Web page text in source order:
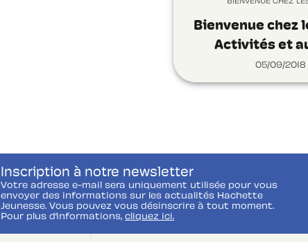
BIENVENUE CHEZ
Bienvenue chez
Activités et
05/09/2018
Inscription à notre newsletter
Votre adresse e-mail sera uniquement utilisée pour vous
envoyer des informations sur les actualités Hachette
Jeunesse. Vous pouvez vous désinscrire à tout moment.
Pour plus d’informations, cliquez ici.